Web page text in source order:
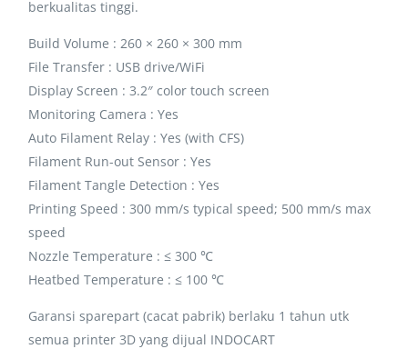
berkualitas tinggi.
Build Volume : 260 × 260 × 300 mm
File Transfer : USB drive/WiFi
Display Screen : 3.2″ color touch screen
Monitoring Camera : Yes
Auto Filament Relay : Yes (with CFS)
Filament Run-out Sensor : Yes
Filament Tangle Detection : Yes
Printing Speed : 300 mm/s typical speed; 500 mm/s max
speed
Nozzle Temperature : ≤ 300 ℃
Heatbed Temperature : ≤ 100 ℃
Garansi sparepart (cacat pabrik) berlaku 1 tahun utk
semua printer 3D yang dijual INDOCART